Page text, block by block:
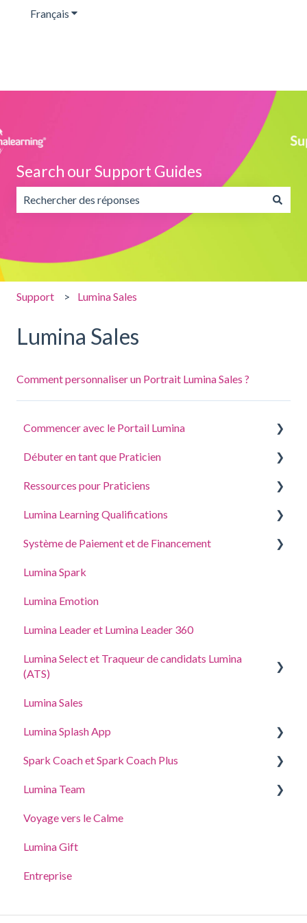
Français Afficher le sous-menu pour les traductions
Search our Support Guides
Il n'y a aucune suggestion car le champ de recherche est
Support Lumina Sales
Lumina Sales
Comment personnaliser un Portrait Lumina Sales ?
Commencer avec le Portail Lumina
Répondre à un questionnaire ou effectuer une tâche
Se connecter à votre compte
Vos Portraits
Mettre à jour les Paramètres du compte
Débuter en tant que Praticien
Créer un projet, inviter des participants et accéder
Ressources pour Praticiens
Guides de Coaching et Atelier
Lumina Learning Qualifications
Portail d’apprentissage en ligne
Système de Paiement et de Financement
Acheter et ajouter des points
Adresse, taxes et coordonnées
Lumina Spark
Lumina Emotion
Lumina Leader et Lumina Leader 360
Lumina Select et Traqueur de candidats Lumina
(ATS)
Traqueur de candidats Lumina (ATS)
Explication de Lumina Select
Lumina Sales
Lumina Splash App
Pour les Participants
Pour les Praticiens
Spark Coach et Spark Coach Plus
Guides and Demos
Spark Coach
Spark Coach Plus
Lumina Team
Créer, afficher ou modifier une équipe
Autres fonctionnalités de Lumina Team
Voyage vers le Calme
Lumina Gift
Entreprise